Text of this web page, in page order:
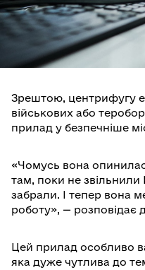
Зрештою, центрифугу
військових або
прилад у безпечніше
«Чомусь вона
там, поки не звільнили
забрали. І тепер вона
роботу», — розповідає
Цей прилад особливо
яка дуже чутлива до